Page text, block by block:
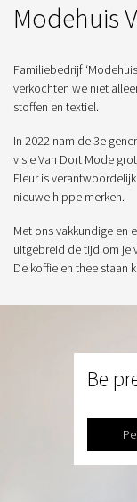
Modehuis
Familiebedrijf
verkochten we niet
stoffen en textiel.
In 2022 nam de 3e
visie Van Dort Mode
Fleur is
nieuwe hippe merken.
Met ons vakkundige en
uitgebreid de tijd om je
De koffie en thee staan
Be